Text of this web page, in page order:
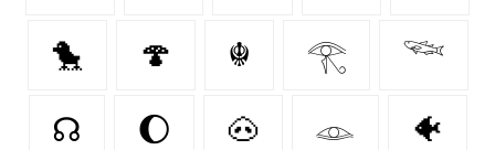
🐤 🍄‍ ☬ 𓂀 𓆝
☊ 🌔 🐽 𓁼 🐠